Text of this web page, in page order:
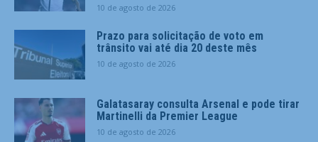
10 de agosto de 2026
Prazo para solicitação de voto em
trânsito vai até dia 20 deste mês
10 de agosto de 2026
Galatasaray consulta Arsenal e pode tirar
Martinelli da Premier League
10 de agosto de 2026